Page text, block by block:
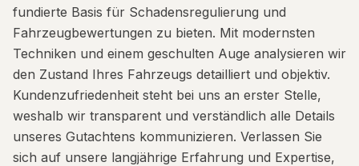
fundierte Basis für Schadensregulierung und
Fahrzeugbewertungen zu bieten. Mit modernsten
Techniken und einem geschulten Auge analysieren wir
den Zustand Ihres Fahrzeugs detailliert und objektiv.
Kundenzufriedenheit steht bei uns an erster Stelle,
weshalb wir transparent und verständlich alle Details
unseres Gutachtens kommunizieren. Verlassen Sie
sich auf unsere langjährige Erfahrung und Expertise,